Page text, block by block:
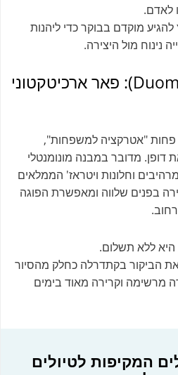
מוקדם בבוקר כדי ליהנות
נינוח מול היצירה.
קתדרלת נאפולי (Duomo): פאר ארכיטקטוני
פחות "אטרקציה למשפחות",
דופן. מדובר במבנה מונומנטלי
וחלונות ויטראז' הממלאים
בפנים שלווה ומאפשרת הפוגה
ללא תשלום.
הביקור בקתדרלה כחלק מהסיור
מרשימה וקרירה מאוד בימים
המקיפות לטיולים